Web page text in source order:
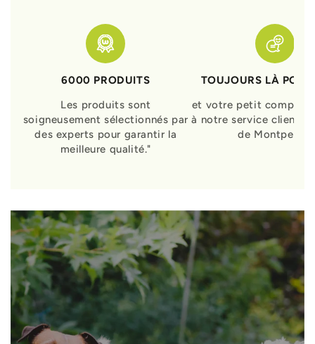
6000 PRODUITS
Les produits sont
soigneusement sélectionnés par
des experts pour garantir la
meilleure qualité."
TOUJOURS LÀ
et votre petit
à notre service clients
de Montpellier